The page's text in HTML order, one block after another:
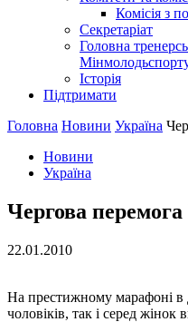
Комісія з
Секретаріат
Головна
Історія
Підтримати
Головна Новини Україна
Новини
Україна
Чергова перемога
22.01.2010
На престижному марафоні в
чоловіків, так і серед жінок